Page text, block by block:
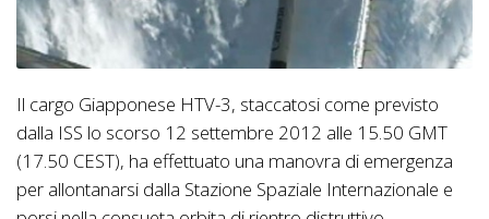
Il cargo Giapponese HTV-3, staccatosi come previsto
dalla ISS lo scorso 12 settembre 2012 alle 15.50 GMT
(17.50 CEST), ha effettuato una manovra di emergenza
per allontanarsi dalla Stazione Spaziale Internazionale e